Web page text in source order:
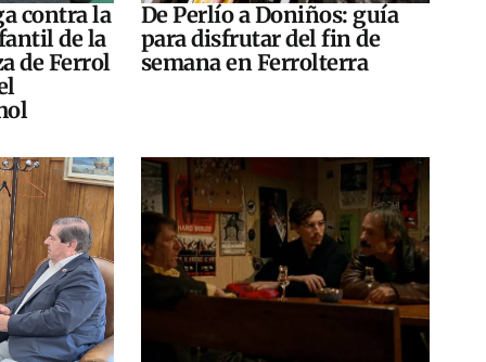
contra la
de la
de Ferrol
De Perlío a Doniños: guía
para disfrutar del fin de
semana en Ferrolterra